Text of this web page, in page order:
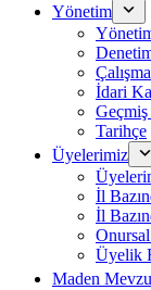
Yönetim
İdari
Geçmiş
Tarihçe
Üyelerimiz
İl
İl
Üyelik
Maden